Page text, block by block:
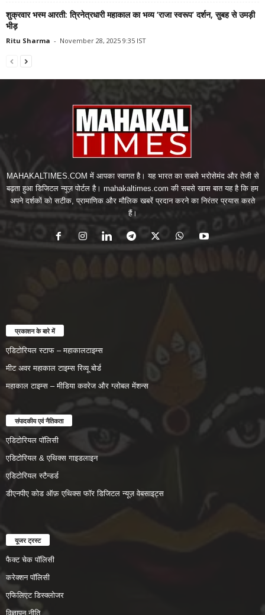
शुक्रवार भस्म आरती: त्रिनेत्रधारी महाकाल का भव्य ‘राजा स्वरूप’ दर्शन, सुबह से उमड़ी
भीड़
Ritu Sharma - November 28, 2025 9:35 IST
MAHAKALTIMES.COM में आपका स्वागत है। यह भारत का सबसे भरोसेमंद और तेजी से
बढ़ता हुआ डिजिटल न्यूज़ पोर्टल है। mahakaltimes.com की सबसे खास बात यह है कि हम
अपने दर्शकों को सटीक, प्रामाणिक और मौलिक खबरें प्रदान करने का निरंतर प्रयास करते
हैं।
प्रकाशन के बारे में
एडिटोरियल स्टाफ – महाकालटाइम्स
मीट अवर महाकाल टाइम्स रिव्यू बोर्ड
महाकाल टाइम्स – मीडिया कवरेज और ग्लोबल मेंशन्स
संपादकीय एवं नैतिकता
एडिटोरियल पॉलिसी
एडिटोरियल & एथिक्स गाइडलाइन
एडिटोरियल स्टैन्डर्ड
डीएनपीए कोड ऑफ़ एथिक्स फॉर डिजिटल न्यूज़ वेबसाइट्स
यूजर ट्रस्ट
फैक्ट चेक पॉलिसी
करेक्शन पॉलिसी
एफिलिएट डिस्क्लोजर
विज्ञापन नीति